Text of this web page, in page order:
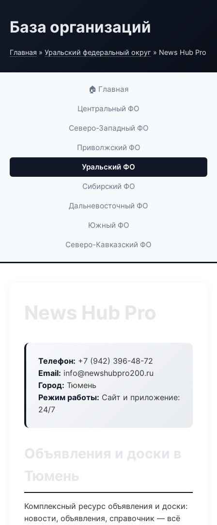
База организаций
Главная » Уральский федеральный округ » News Hub Pro
🏠 Главная
Центральный ФО
Северо-Западный ФО
Приволжский ФО
Уральский ФО
Сибирский ФО
Дальневосточный ФО
Южный ФО
Северо-Кавказский ФО
News Hub Pro
Телефон: +7 (942) 396-48-72
Email: info@newshubpro200.ru
Город: Тюмень
Режим работы: Сайт и приложение:
24/7
Объявления и доски в
Тюмень
Комплексный ресурс объявления и доски:
новости, объявления, справочник — всё